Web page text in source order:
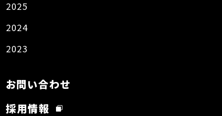
2025
2024
2023
お問い合わせ
採用情報